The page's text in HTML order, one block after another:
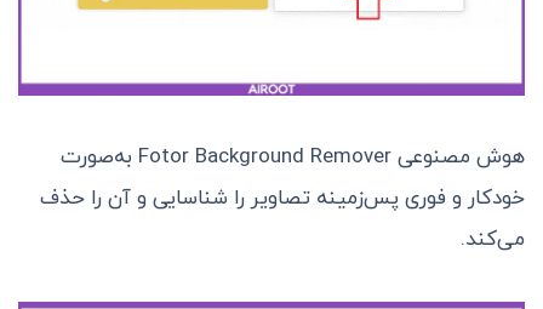
هوش مصنوعی Fotor Background Remover به‌صورت
خودکار و فوری پس‌زمینه تصاویر را شناسایی و آن را حذف
می‌کند.